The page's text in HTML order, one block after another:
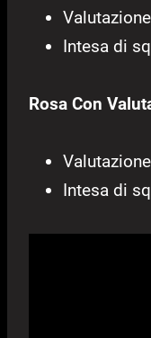
Intesa di
Rosa Con
Intesa di